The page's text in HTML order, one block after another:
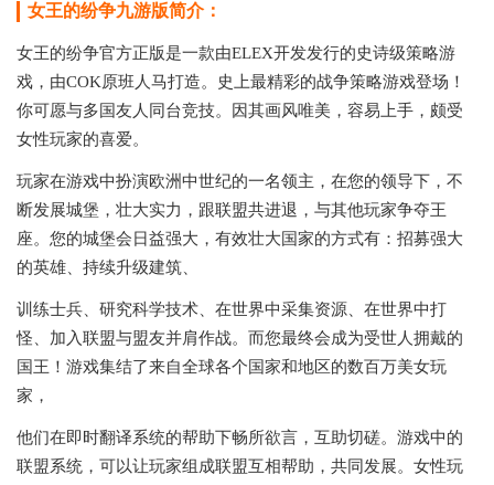
女王的纷争九游版简介：
女王的纷争官方正版是一款由ELEX开发发行的史诗级策略游
戏，由COK原班人马打造。史上最精彩的战争策略游戏登场！
你可愿与多国友人同台竞技。因其画风唯美，容易上手，颇受
女性玩家的喜爱。
玩家在游戏中扮演欧洲中世纪的一名领主，在您的领导下，不
断发展城堡，壮大实力，跟联盟共进退，与其他玩家争夺王
座。您的城堡会日益强大，有效壮大国家的方式有：招募强大
的英雄、持续升级建筑、
训练士兵、研究科学技术、在世界中采集资源、在世界中打
怪、加入联盟与盟友并肩作战。而您最终会成为受世人拥戴的
国王！游戏集结了来自全球各个国家和地区的数百万美女玩
家，
他们在即时翻译系统的帮助下畅所欲言，互助切磋。游戏中的
联盟系统，可以让玩家组成联盟互相帮助，共同发展。女性玩